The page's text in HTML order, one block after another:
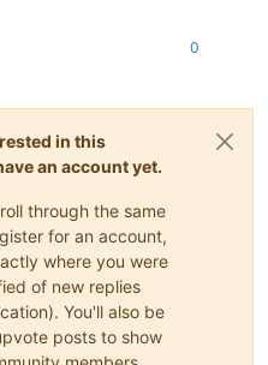
0
in this
an account yet.
through the same
for an account,
where you were
of new replies
You'll also be
posts to show